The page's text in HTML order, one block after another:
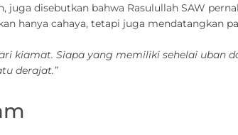
juga disebutkan bahwa Rasulullah SAW
hanya cahaya, tetapi juga mendatangkan
kiamat. Siapa yang memiliki sehelai uban
derajat.”